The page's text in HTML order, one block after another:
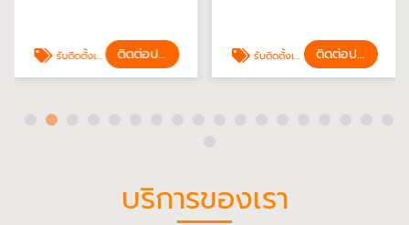
รับติดตั้งเครนโรงงาน ติดต่อประเมินราคา รับติดตั้งเครน ติดต่อประเมินราคา
บริการของเรา